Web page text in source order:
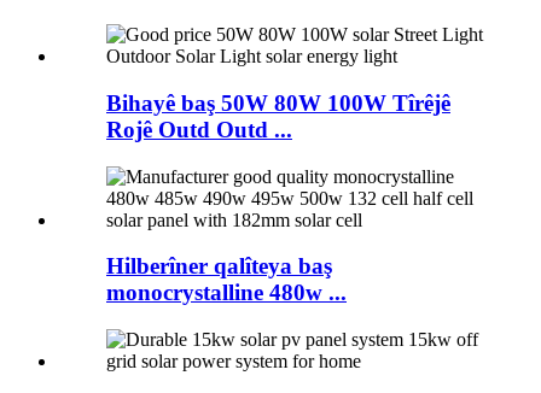
Bihayê baş 50W 80W 100W Tîrêjê
Rojê Outd Outd ...
Hilberîner qalîteya baş
monocrystalline 480w ...